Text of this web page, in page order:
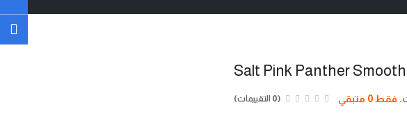
Salt Pink Panther
(0 التقييمات)